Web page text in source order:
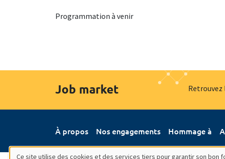
Programmation à venir
Job market
À propos Nos engagements Hommage à
Ce site utilise des cookies et des services tiers pour garantir son bon